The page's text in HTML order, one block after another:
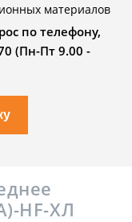
материалов
по телефону,
(Пн-Пт 9.00 -
HF-ХЛ